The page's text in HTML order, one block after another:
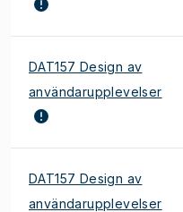
DAT157 Design av
användarupplevelser
DAT157 Design av
användarupplevelser